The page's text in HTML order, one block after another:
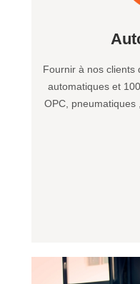
Fournir à nos clients
automatiques et
OPC, pneumatiques